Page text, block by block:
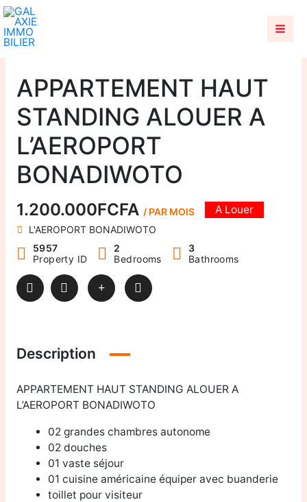
Aller
contenu
APPARTEMENT HAUT
STANDING ALOUER A
L’AEROPORT
BONADIWOTO
1.200.000FCFA / PAR MOIS A Louer
L'AEROPORT BONADIWOTO
5957
Property ID
2
Bedrooms
3
Bathrooms
Description
APPARTEMENT HAUT STANDING ALOUER A
L’AEROPORT BONADIWOTO
02 grandes chambres autonome
02 douches
01 vaste séjour
01 cuisine américaine équiper avec buanderie
toillet pour visiteur